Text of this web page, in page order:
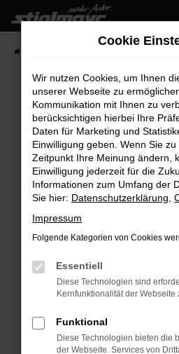
Zum
Hauptinhalt
springen
Fehler: Network
Beim Laden ist ein Fehler
Hier sind ein paar Tipps, die
Überprüfe deine
Internetverbindung.
Laden andere Webseiten,
Manche Erweiterungen,
können das Laden
verhindern. Funktioniert
Fenster?
Starte dein Gerät neu.
Cookie
Wir nutzen Cookies, um Ihnen
unserer Webseite zu
Kommunikation mit Ihnen zu
berücksichtigen hierbei Ihre
Daten für Marketing und
Einwilligung geben. Wenn Sie
Zeitpunkt Ihre Meinung ändern,
Einwilligung jederzeit für die
Informationen zum Umfang der
Sie hier: Datenschutzerklärung
Impressum
Folgende Kategorien von Cookies
Essentiell
Diese Technologien sind
Kernfunktionalität der
Funktional
Diese Technologien bieten die
der Webseite. Services von